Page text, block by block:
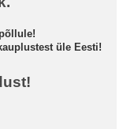
üle Eesti!